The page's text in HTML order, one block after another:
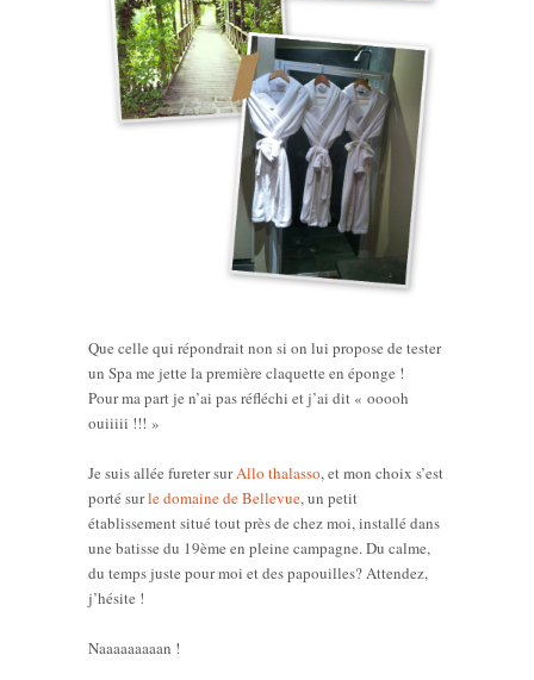
Que celle qui répondrait non si on lui propose de tester
un Spa me jette la première claquette en éponge !
Pour ma part je n’ai pas réfléchi et j’ai dit « ooooh
ouiiiii !!! »
Je suis allée fureter surAllo thalasso, et mon choix s’est
porté surle domaine de Bellevue, un petit
établissement situé tout près de chez moi, installé dans
une batisse du 19ème en pleine campagne. Du calme,
du temps juste pour moi et des papouilles? Attendez,
j’hésite !
Naaaaaaaaan !